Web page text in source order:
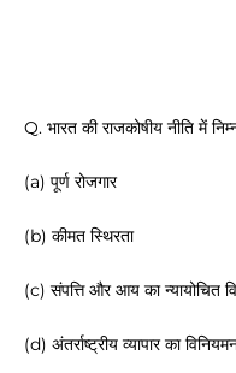
Q. भारत की राजकोषीय नीति में
(a) पूर्ण रोजगार
(b) कीमत स्थिरता
(c) संपत्ति और आय का न्यायोचित
(d) अंतर्राष्ट्रीय व्यापार का